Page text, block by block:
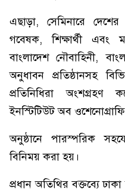
এছাড়া, সেমিনারে দেশের
গবেষক, শিক্ষার্থী এবং
বাংলাদেশ নৌবাহিনী,
অনুধাবন প্রতিষ্ঠানসহ
প্রতিনিধিরা অংশগ্রহণ
ইনস্টিটিউট অব
অনুষ্ঠানে পারস্পরিক
বিনিময় করা হয়।
প্রধান অতিথির বক্তব্যে